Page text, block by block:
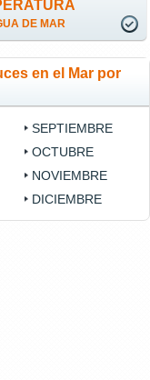
DE MAR
en el Mar por
SEPTIEMBRE
OCTUBRE
NOVIEMBRE
DICIEMBRE